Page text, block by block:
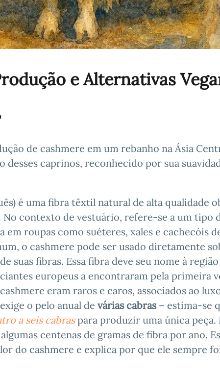
e Alternativas
de cashmere em um rebanho na Ásia
caprinos, reconhecido por sua
é uma fibra têxtil natural de alta qualidade
contexto de vestuário, refere-se a um tipo
em roupas como suéteres, xales e cachecóis
o cashmere pode ser usado diretamente
suas fibras. Essa fibra deve seu nome à região
europeus a encontraram pela primeira
eram raros e caros, associados ao
o pelo anual de várias cabras– estima-se
a seis cabraspara produzir uma única peça.
centenas de gramas de fibra por ano.
do cashmere e explica por que ele sempre